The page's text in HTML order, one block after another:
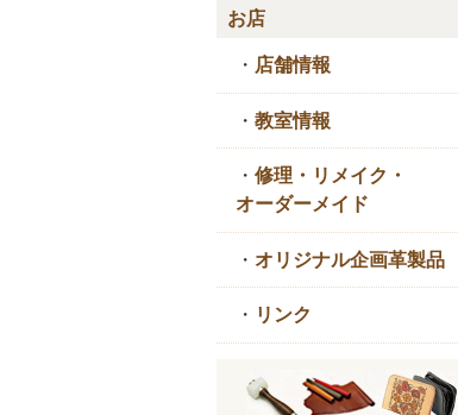
お店
・ 店舗情報
・ 教室情報
・ 修理・リメイク・
オーダーメイド
・ オリジナル企画革製品
・ リンク